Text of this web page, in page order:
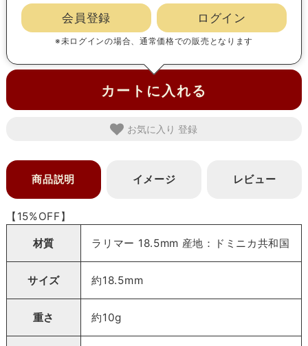
会員登録 ログイン
※未ログインの場合、通常価格での販売となります
カートに入れる
お気に入り
商品説明 イメージ レビュー
【15%OFF】
材質 ラリマー 18.5mm 産地：ドミニカ共和国
サイズ 約18.5mm
重さ 約10g